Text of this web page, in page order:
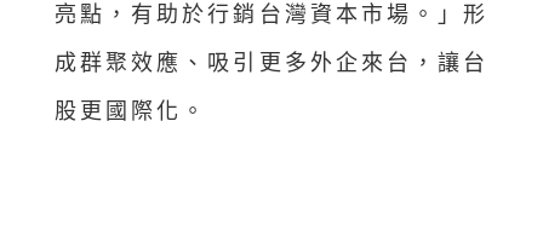
亮點，有助於行銷台灣資本市場。」形
成群聚效應、吸引更多外企來台，讓台
股更國際化。